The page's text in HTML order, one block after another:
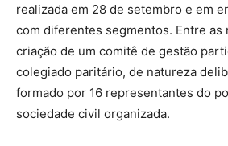
realizada em 28 de setembro e em
com diferentes segmentos. Entre as
criação de um comitê de gestão
colegiado paritário, de natureza
formado por 16 representantes do
sociedade civil organizada.